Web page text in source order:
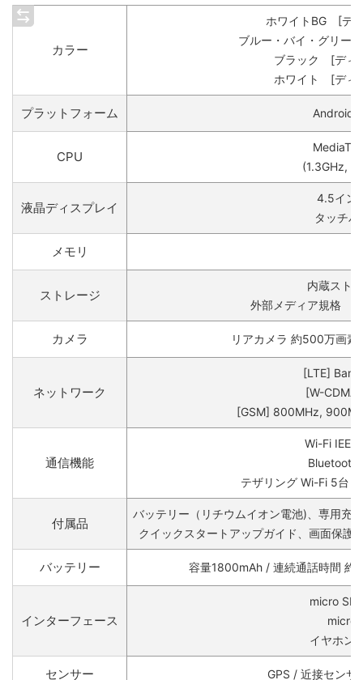
カラー
ホワイトBG [デ
ブルー・バイ・グリー
ブラック [ディ
ホワイト [ディ
プラットフォーム Android
CPU
(1.3GHz,
液晶ディスプレイ
4.5イン
タッチ
メモリ
ストレージ
内蔵スト
外部メディア規格
カメラ リアカメラ 約500万画
ネットワーク
[LTE]
[W-
[GSM] 800MHz,
通信機能
Wi-Fi
Bluetooth
テザリング Wi-Fi 5台 /
付属品
バッテリー（リチウムイオン電池)、専用充
クイックスタートアップガイド、画面保護
バッテリー 容量1800mAh / 連続通話時間 約
インターフェース
micro SD
micro
イヤホン
センサー GPS / 近接センサ